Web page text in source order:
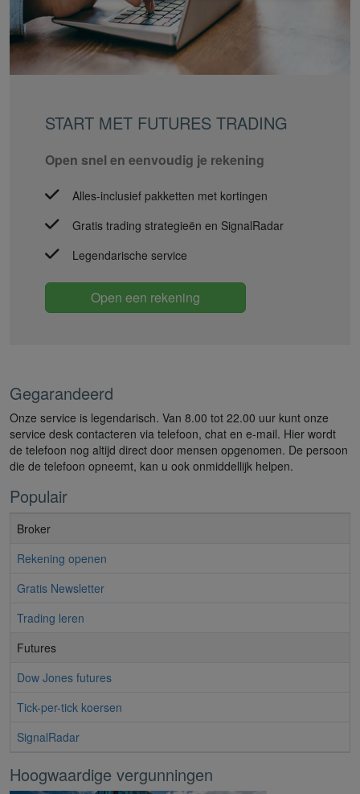
START MET FUTURES TRADING
Open snel en eenvoudig je rekening
Alles-inclusief pakketten met kortingen
Gratis trading strategieën en SignalRadar
Legendarische service
Open een rekening
Gegarandeerd
Onze service is legendarisch. Van 8.00 tot 22.00 uur kunt onze
service desk contacteren via telefoon, chat en e-mail. Hier wordt
de telefoon nog altijd direct door mensen opgenomen. De persoon
die de telefoon opneemt, kan u ook onmiddellijk helpen.
Populair
Broker
Rekening openen
Gratis Newsletter
Trading leren
Futures
Dow Jones futures
Tick-per-tick koersen
SignalRadar
Hoogwaardige vergunningen